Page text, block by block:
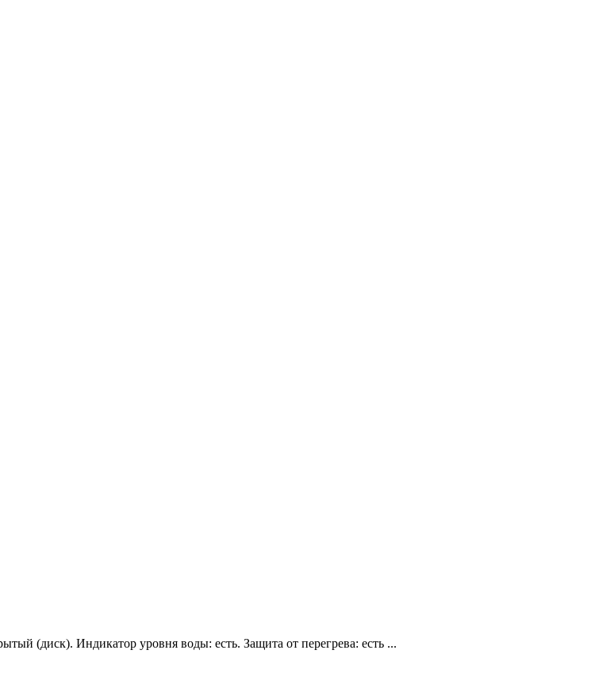
(диск). Индикатор уровня воды: есть. Защита от перегрева: есть ...